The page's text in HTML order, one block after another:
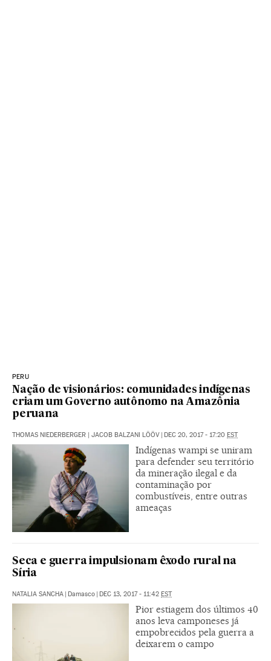
PERU
Nação de visionários: comunidades indígenas
criam um Governo autônomo na Amazônia
peruana
THOMAS NIEDERBERGER | JACOB BALZANI LÖÖV | DEC 20, 2017 - 17:20 EST
Indígenas wampi se uniram
para defender seu território
da mineração ilegal e da
contaminação por
combustíveis, entre outras
ameaças
Seca e guerra impulsionam êxodo rural na
Síria
NATALIA SANCHA | Damasco | DEC 13, 2017 - 11:42 EST
Pior estiagem dos últimos 40
anos leva camponeses já
empobrecidos pela guerra a
deixarem o campo